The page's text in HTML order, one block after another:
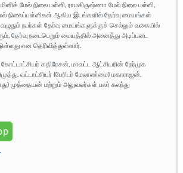
மேல் நிலை பள்ளி, ராமகிருஷ்ணா மேல் நிலை பள்ளி,
நிலைப்பள்ளிகள் ஆகிய இடங்களில் தேர்வு மையங்கள்
நபர்கள் தேர்வு மையங்களுக்குச் செல்லும் வகையில்
தேர்வு நடைபெறும் மையத்தில் அனைத்து அடிப்படை
என தெரிவித்துள்ளார்.
கதிரேசன், மாவட்ட ஆட்சியரின் நேர்முக
வட்டாட்சியர் (பேரிடர் மேலாண்மை) மகாராஜன்,
முத்தையன் மற்றும் அலுவலர்கள் பலர் கலந்து